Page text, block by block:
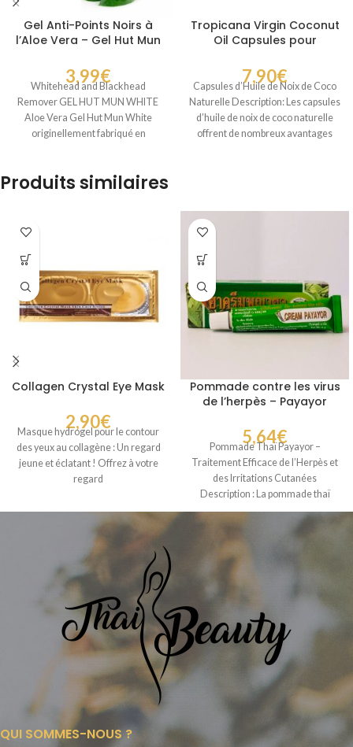
Gel Anti-Points Noirs à
l’Aloe Vera – Gel Hut Mun
3,99€
Whitehead and Blackhead
Remover GEL HUT MUN WHITE
Aloe Vera Gel Hut Mun White
originellement fabriqué en
Tropicana Virgin Coconut
Oil Capsules pour
bien être au quotidien
7,90€
Capsules d’Huile de Noix de Coco
Naturelle Description: Les capsules
d’huile de noix de coco naturelle
offrent de nombreux avantages
Produits similaires
Collagen Crystal Eye Mask
2,90€
Masque hydrogel pour le contour
des yeux au collagène : Un regard
jeune et éclatant ! Offrez à votre
regard
Pommade contre les virus
de l’herpès – Payayor
5,64€
Pommade Thaï Payayor –
Traitement Efficace de l’Herpès et
des Irritations Cutanées
Description : La pommade thaï
Payayor, fabriquée par
QUI SOMMES-NOUS ?